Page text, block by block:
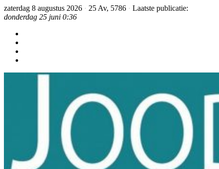
zaterdag 8 augustus 2026 · 25 Av, 5786 · Laatste publicatie:
donderdag 25 juni 0:36